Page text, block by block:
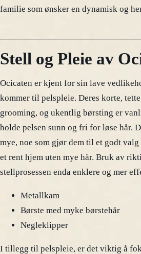
familie som ønsker en dynamisk og
Stell og Pleie av
Ocicaten er kjent for sin lave
kommer til pelspleie. Deres korte,
grooming, og ukentlig børsting er
holde pelsen sunn og fri for løse hår.
mye, noe som gjør dem til et godt
et rent hjem uten mye hår. Bruk av
stellprosessen enda enklere og mer
Metallkam
Børste med myke børstehår
Negleklipper
I tillegg til pelspleie, er det viktig å